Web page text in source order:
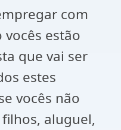
com
vocês estão
que vai ser
estes
vocês não
aluguel,